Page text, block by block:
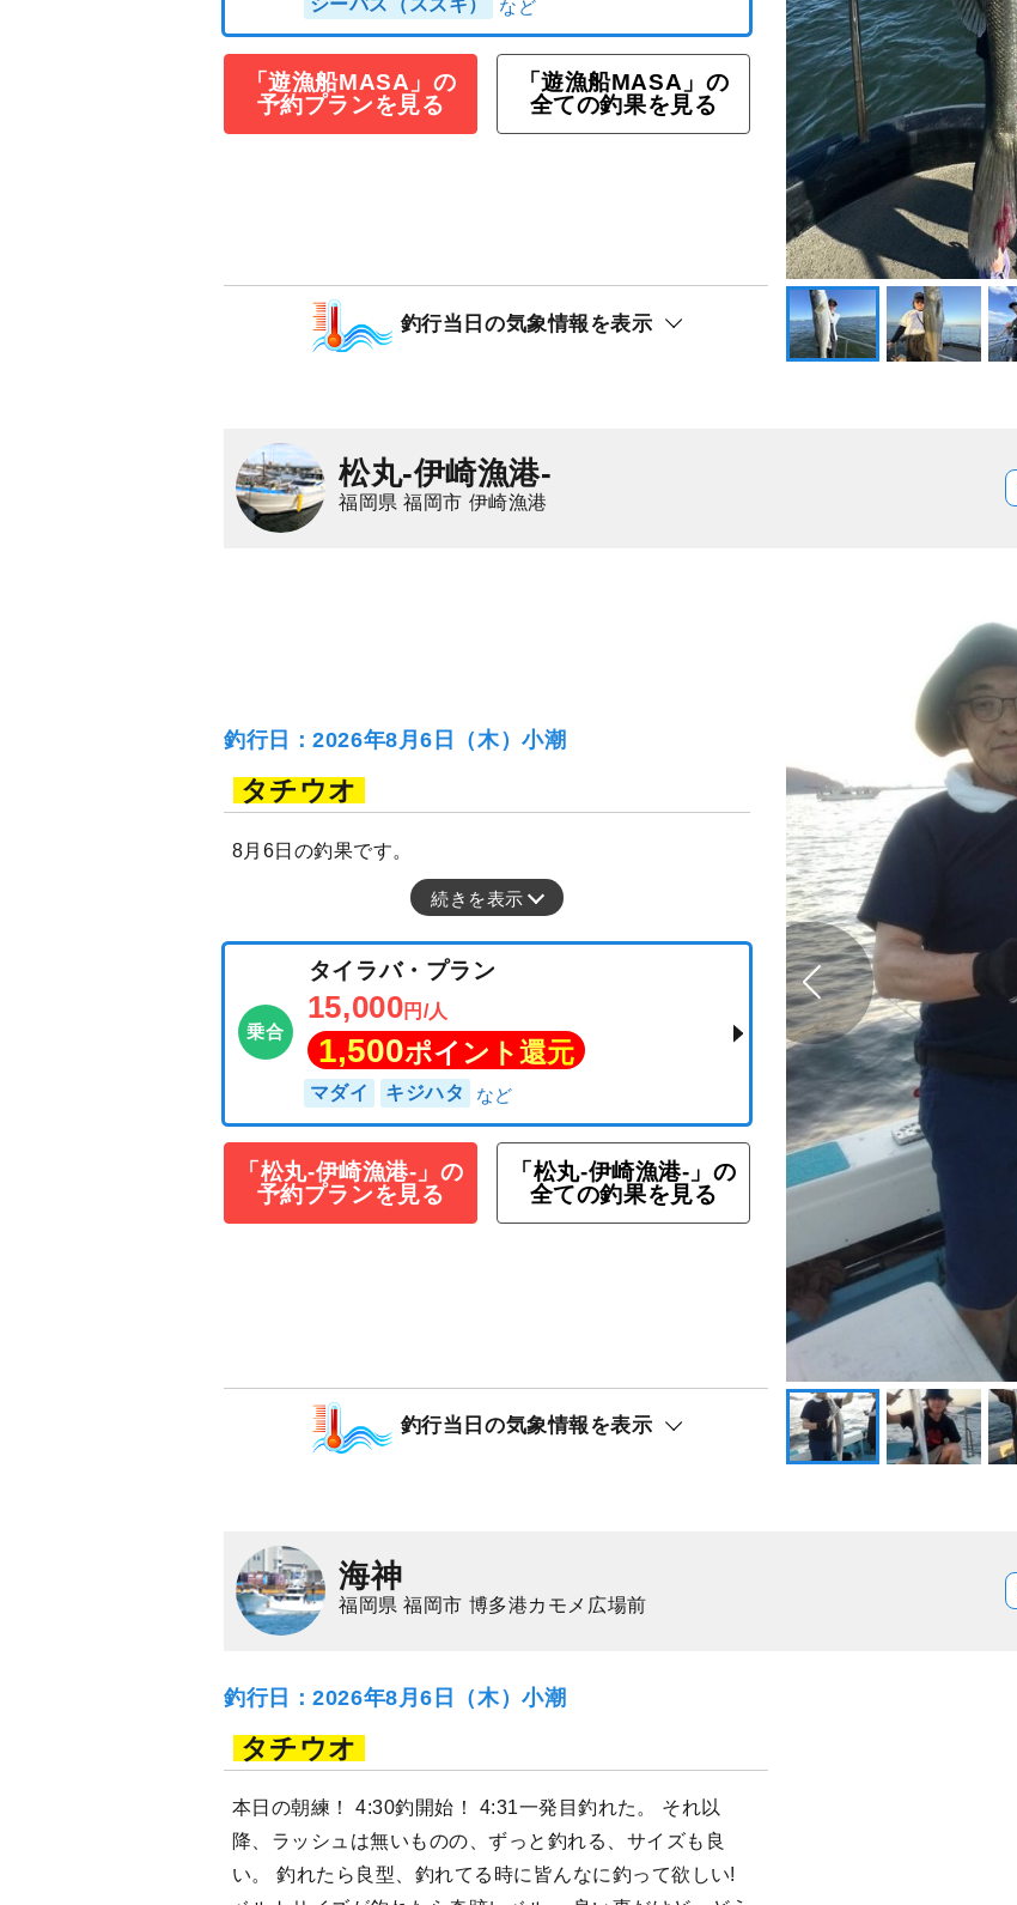
乗合
★MASAの定番★（日中）シーバス釣り
プラン
10,000
「遊漁船MASA」の
予約プランを見る
「遊漁船MASA」の
全ての釣果を見る
釣行当日の気象情報を表示
松丸-伊崎漁港-
福岡県 福岡市 伊崎漁港
釣行日：2026年8月6日（木）小潮
タチウオ
8月6日の釣果です。
続きを表示
マダイ キジハタ
「松丸-伊崎漁港-」の
予約プランを見る
「松丸-伊崎漁港-」の
全ての釣果を見る
釣行当日の気象情報を表示
海神
福岡県 福岡市 博多港カモメ広場前
釣行日：2026年8月6日（木）小潮
タチウオ
本日の朝練！ 4:30釣開始！ 4:31一発目釣れた。 それ以
降、ラッシュは無いものの、ずっと釣れる、サイズも良
い。 釣れたら良型、釣れてる時に皆んなに釣って欲しい!